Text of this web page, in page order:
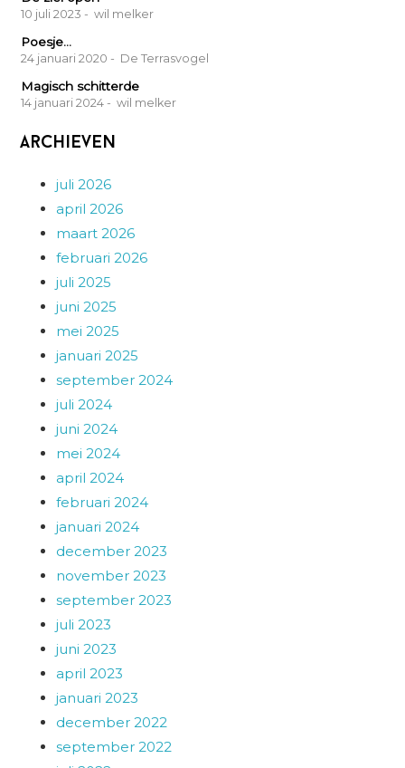
10 juli 2023 - wil melker
Poesje…
24 januari 2020 - De Terrasvogel
Magisch schitterde
14 januari 2024 - wil melker
Archieven
juli 2026
april 2026
maart 2026
februari 2026
juli 2025
juni 2025
mei 2025
januari 2025
september 2024
juli 2024
juni 2024
mei 2024
april 2024
februari 2024
januari 2024
december 2023
november 2023
september 2023
juli 2023
juni 2023
april 2023
januari 2023
december 2022
september 2022